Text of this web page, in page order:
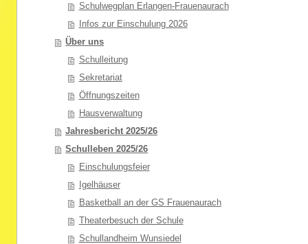
Schulwegplan Erlangen-Frauenaurach
Infos zur Einschulung 2026
Über uns
Schulleitung
Sekretariat
Öffnungszeiten
Hausverwaltung
Jahresbericht 2025/26
Schulleben 2025/26
Einschulungsfeier
Igelhäuser
Basketball an der GS Frauenaurach
Theaterbesuch der Schule
Schullandheim Wunsiedel